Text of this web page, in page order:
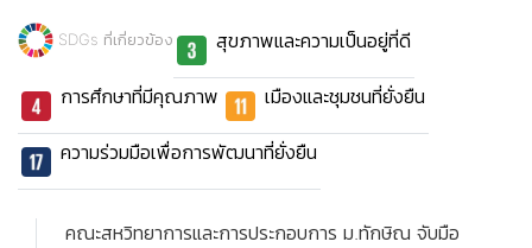
SDGs ที่เกี่ยวข้อง สุขภาพและความเป็นอยู่ที่ดี
การศึกษาที่มีคุณภาพ เมืองและชุมชนที่ยั่งยืน
ความร่วมมือเพื่อการพัฒนาที่ยั่งยืน
คณะสหวิทยาการและการประกอบการ ม.ทักษิณ จับมือ